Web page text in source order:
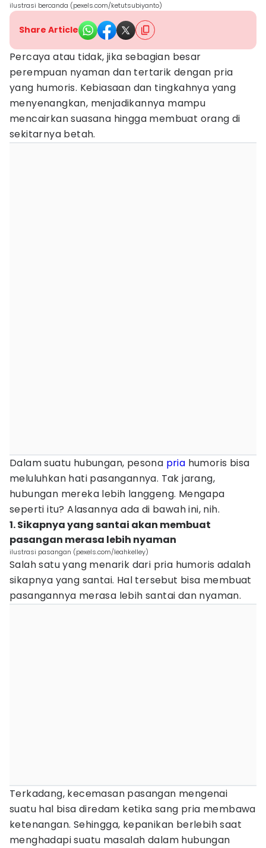
ilustrasi bercanda (pexels.com/ketutsubiyanto)
Share Article
Percaya atau tidak, jika sebagian besar
perempuan nyaman dan tertarik dengan pria
yang humoris. Kebiasaan dan tingkahnya yang
menyenangkan, menjadikannya mampu
mencairkan suasana hingga membuat orang di
sekitarnya betah.
Dalam suatu hubungan, pesona pria humoris bisa
meluluhkan hati pasangannya. Tak jarang,
hubungan mereka lebih langgeng. Mengapa
seperti itu? Alasannya ada di bawah ini, nih.
1. Sikapnya yang santai akan membuat
pasangan merasa lebih nyaman
ilustrasi pasangan (pexels.com/leahkelley)
Salah satu yang menarik dari pria humoris adalah
sikapnya yang santai. Hal tersebut bisa membuat
pasangannya merasa lebih santai dan nyaman.
Terkadang, kecemasan pasangan mengenai
suatu hal bisa diredam ketika sang pria membawa
ketenangan. Sehingga, kepanikan berlebih saat
menghadapi suatu masalah dalam hubungan